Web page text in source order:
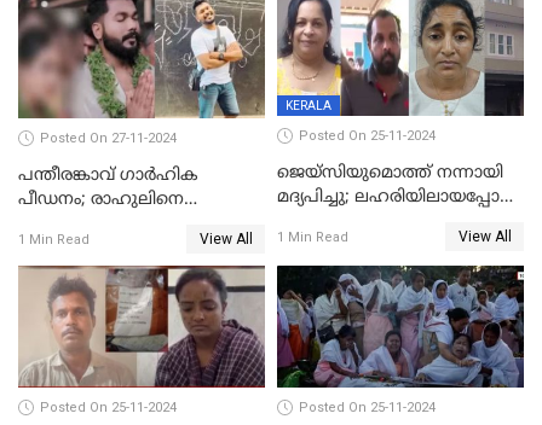
Posted On 27-11-2024
പന്തീരങ്കാവ് ഗാർഹിക
പീഡനം; രാഹുലിനെ
പൊലീസ് കോടതിയിൽ
അപേക്ഷ നൽകും
1 Min Read View All
KERALA
Posted On 25-11-2024
ജെയ്‌സിയുമൊത്ത് നന്നായി
മദ്യപിച്ചു; ലഹരിയിലായപ്പോൾ
പലവട്ടം അടിച്ചു;
നിലവിളിച്ചപ്പോൾ മുഖത്ത്
തലയിണ വച്ചമർത്തി;
അരുംകൊലയിൽ യുവാവും
യുവതിയും പിടിയിൽ
1 Min Read View All
Posted On 25-11-2024 Posted On 25-11-2024